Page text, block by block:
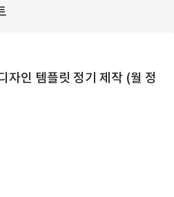
자인 템플릿 정기 제작 (월 정